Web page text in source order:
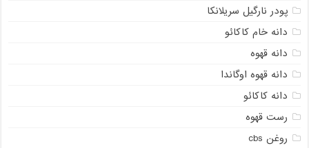
پودر نارگیل سریلانکا
دانه خام کاکائو
دانه قهوه
دانه قهوه اوگاندا
دانه کاکائو
رست قهوه
روغن cbs